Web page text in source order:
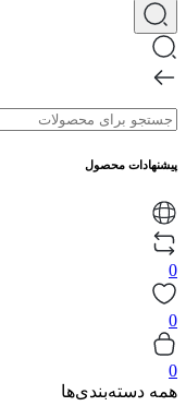
پیشنهادات محصول
0
0
0
همه دسته‌بندی‌ها